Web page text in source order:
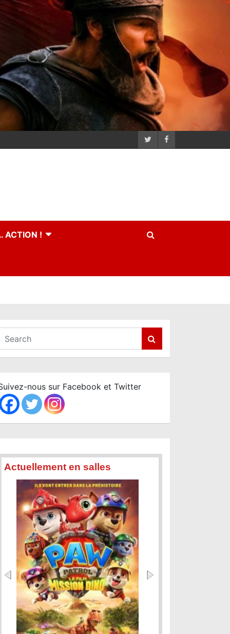
ACTION !
nous sur Facebook et Twitter
Actuellement en salles